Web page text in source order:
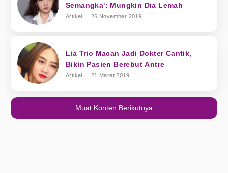
Semangka': Mungkin Dia Lemah
Artikel 26 November 2019
Lia Trio Macan Jadi Dokter Cantik,
Bikin Pasien Berebut Antre
Artikel 21 Maret 2019
Muat Konten Berikutnya